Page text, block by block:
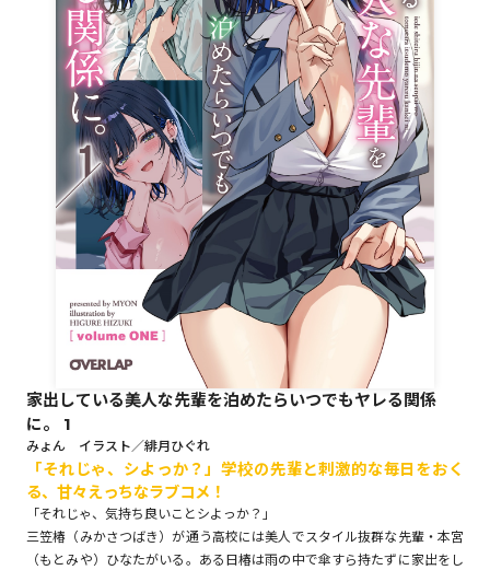
オーバーラップノベルス
オーバーラップノベルスf
ロサージュノベルス
コミックガルド
コミッククリエ
家出している美人な先輩を泊めたらいつでもヤレる関係
に。 1
みょん イラスト／緋月ひぐれ
「それじゃ、シよっか？」学校の先輩と刺激的な毎日をおく
る、甘々えっちなラブコメ！
「それじゃ、気持ち良いことシよっか？」
三笠椿（みかさつばき）が通う高校には美人でスタイル抜群な先輩・本宮
（もとみや）ひなたがいる。ある日椿は雨の中で傘すら持たずに家出をし